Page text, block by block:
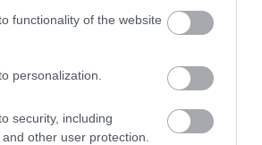
functionality of the website
personalization.
security, including
other user protection.
όσο